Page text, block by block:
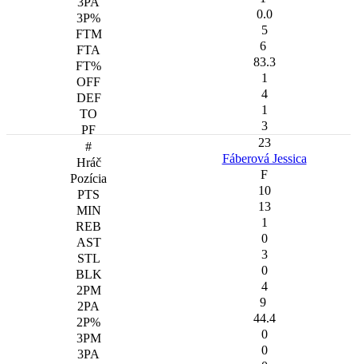
0.0
5
6
83.3
1
4
1
3
23
Fáberová Jessica
F
10
13
1
0
3
0
4
9
44.4
0
0